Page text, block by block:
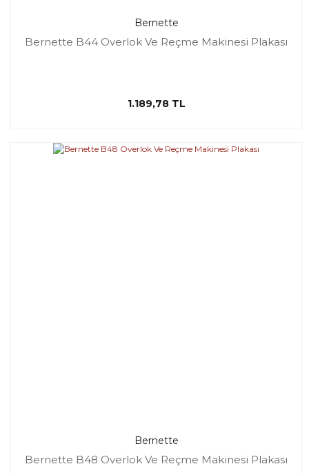
Bernette
Bernette B44 Overlok Ve Reçme Makinesi Plakası
1.189,78 TL
Bernette
Bernette B48 Overlok Ve Reçme Makinesi Plakası